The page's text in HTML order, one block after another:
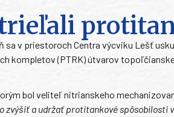
sa v priestoroch Centra výcviku Lešť
kompletov (PTRK) útvarov
bol veliteľ nitrianskeho
zvýšiť a udržať protitankové